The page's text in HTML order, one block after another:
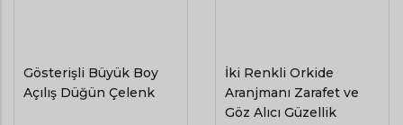
Gösterişli Büyük Boy
Açılış Düğün Çelenk
İki Renkli Orkide
Aranjmanı Zarafet ve
Göz Alıcı Güzellik